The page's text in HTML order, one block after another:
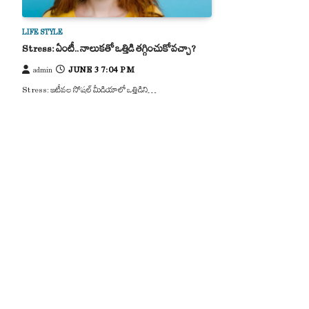
LIFE STYLE
Stress: ఏంటీ.. నాలుకతో ఒత్తిడి తగ్గించుకోవచ్చా?
admin JUNE 3 7:04 PM
Stress: ఇటీవల సోషల్ మీడియాలో ఒత్తిడిని…